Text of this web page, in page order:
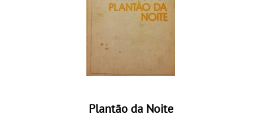
Plantão da Noite